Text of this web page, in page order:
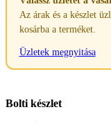
Az árak és a készlet
kosárba a terméket.
Üzletek megnyitása
Bolti készlet